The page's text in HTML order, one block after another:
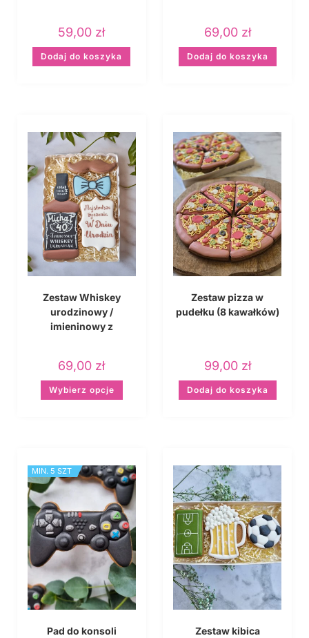
59,00 zł
Dodaj do koszyka
69,00 zł
Dodaj do koszyka
Zestaw Whiskey
urodzinowy /
imieninowy z
69,00 zł
Wybierz opcje
Zestaw pizza w
pudełku (8 kawałków)
99,00 zł
Dodaj do koszyka
MIN. 5 SZT
Pad do konsoli Zestaw kibica